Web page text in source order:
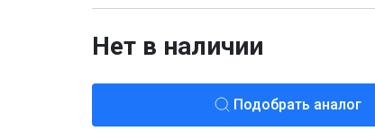
Нет в наличии
Подобрать аналог